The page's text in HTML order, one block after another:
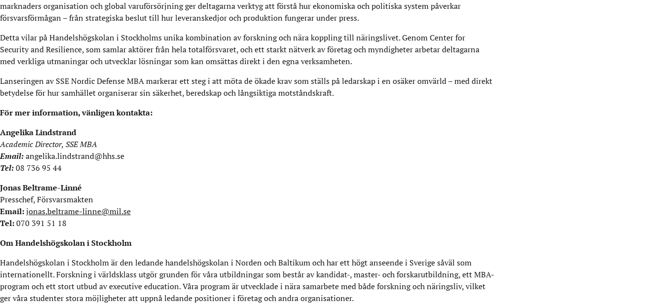
marknaders organisation och global varuförsörjning ger deltagarna verktyg att förstå hur ekonomiska och politiska system påverkar
försvarsförmågan – från strategiska beslut till hur leveranskedjor och produktion fungerar under press.
Detta vilar på Handelshögskolan i Stockholms unika kombination av forskning och nära koppling till näringslivet. Genom Center for
Security and Resilience, som samlar aktörer från hela totalförsvaret, och ett starkt nätverk av företag och myndigheter arbetar deltagarna
med verkliga utmaningar och utvecklar lösningar som kan omsättas direkt i den egna verksamheten.
Lanseringen av SSE Nordic Defense MBA markerar ett steg i att möta de ökade krav som ställs på ledarskap i en osäker omvärld – med direkt
betydelse för hur samhället organiserar sin säkerhet, beredskap och långsiktiga motståndskraft.
För mer information, vänligen kontakta:
Angelika Lindstrand
Academic Director, SSE MBA
Email:angelika.lindstrand@hhs.se
Tel:08 736 95 44
Jonas Beltrame-Linné
Presschef, Försvarsmakten
Email:jonas.beltrame-linne@mil.se
Tel:070 391 51 18
Om Handelshögskolan i Stockholm
Handelshögskolan i Stockholm är den ledande handelshögskolan i Norden och Baltikum och har ett högt anseende i Sverige såväl som
internationellt. Forskning i världsklass utgör grunden för våra utbildningar som består av kandidat-, master- och forskarutbildning, ett MBA-
program och ett stort utbud av executive education. Våra program är utvecklade i nära samarbete med både forskning och näringsliv, vilket
ger våra studenter stora möjligheter att uppnå ledande positioner i företag och andra organisationer.